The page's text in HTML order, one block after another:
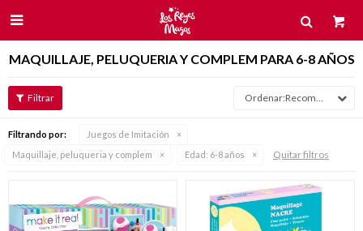

MAQUILLAJE, PELUQUERIA Y COMPLEM PARA 6-8 AÑOS
Recomendados
Filtrando por:
Juegos de Imitación
Maquillaje, peluqueria y complem
Edad: 6-8 años Quitar filtros